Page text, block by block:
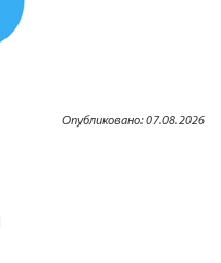
Опубликовано: 07.08.2026